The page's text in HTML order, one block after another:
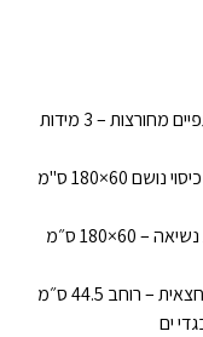
קולב פלסטיק לבן עם וו מתכת מסתובב וכתפיים מחורצות – 3 מידות
שקית אל-בד מתקפלת לשמלות ולבגדים – כיסוי נושם 60×180 ס"מ
כיסוי בגד מתקפל מבד נושם עם רוכסן וידית נשיאה – 60×180 ס״מ
רוחב 44.5 ס״מ
ים